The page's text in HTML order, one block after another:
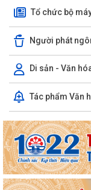
Tổ chức bộ
Người phát
Di sản - Văn
Tác phẩm Văn
nền tảng tư tưởng của
PHƯỜNG HỒNG
CƠ SỞ
Trường Tiểu học Đinh
kỹ năng phòng chống
cơ sở kinh doanh dịch
HỘI NGƯỜI CAO TUỔI
KẾT CÔNG TÁC HỘI 6
ĐẢNG BỘ PHƯỜNG